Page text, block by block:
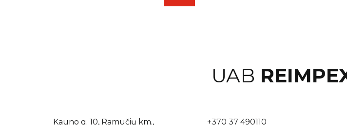
UAB
Kauno g. 10, Ramučių km., +370 37 490110